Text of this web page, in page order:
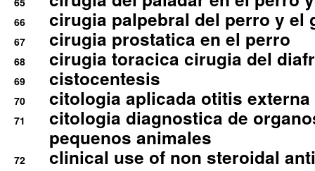
66 cirugia palpebral del perro y el
67 cirugia prostatica en el perro
68 cirugia toracica cirugia del
69 cistocentesis
70 citologia aplicada otitis externa
71
citologia diagnostica de
pequenos animales
72
clinical use of non steroidal